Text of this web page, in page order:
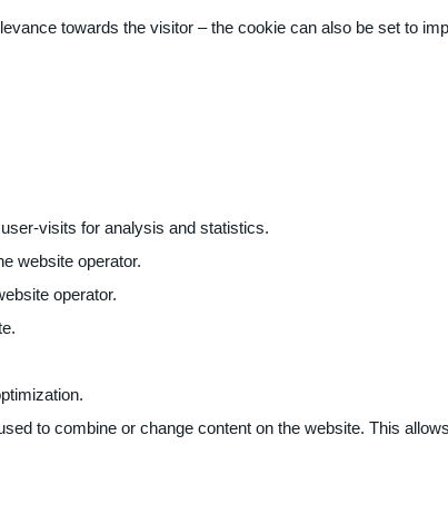
towards the visitor – the cookie can also be set to
visits for analysis and statistics.
website operator.
operator.
to combine or change content on the website. This